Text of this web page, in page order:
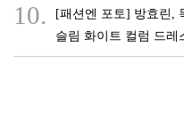
10.
[패션엔 포토] 방효린,
슬림 화이트 컬럼 드레